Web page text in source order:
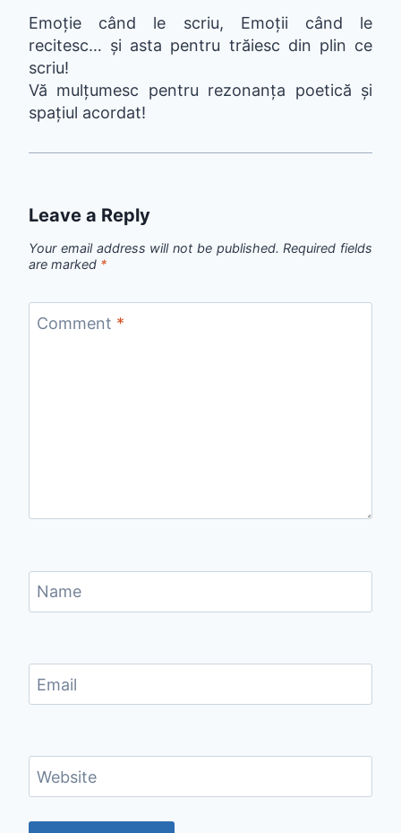
Emoție când le scriu, Emoții când le
recitesc… și asta pentru trăiesc din plin ce
scriu!
Vă mulțumesc pentru rezonanța poetică și
spațiul acordat!
Leave a Reply
Your email address will not be published. Required fields
are marked *
Comment *
Name
Email
Website